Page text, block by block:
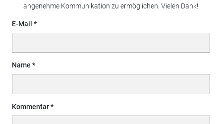
angenehme Kommunikation zu ermöglichen. Vielen Dank!
E-Mail
Name
Kommentar